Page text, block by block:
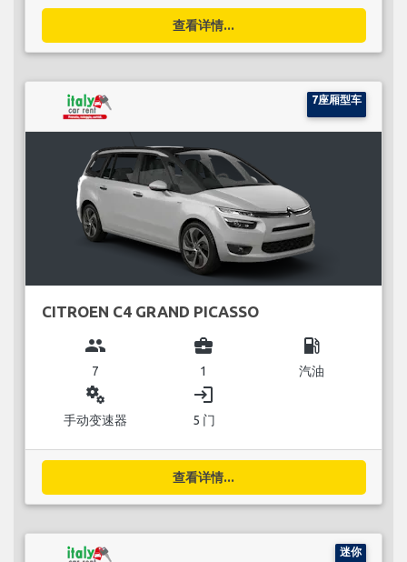
查看详情...
7座厢型车
CITROEN C4 GRAND PICASSO
group
7
business_center
1
local_gas_station
汽油
miscellaneous_services
手动变速器
login
5 门
查看详情...
迷你